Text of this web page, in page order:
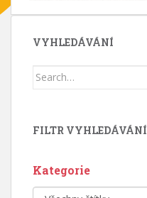
VYHLEDÁVÁNÍ
Search
FILTR VYHLEDÁVÁNÍ
Kategorie